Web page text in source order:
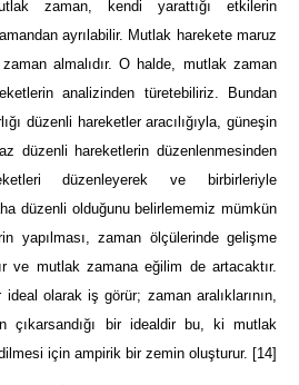
zaman, kendi yarattığı etkilerin
ayrılabilir. Mutlak harekete maruz
almalıdır. O halde, mutlak zaman
analizinden türetebiliriz. Bundan
düzenli hareketler aracılığıyla, güneşin
düzenli hareketlerin düzenlenmesinden
düzenleyerek ve birbirleriyle
düzenli olduğunu belirlememiz mümkün
yapılması, zaman ölçülerinde gelişme
ve mutlak zamana eğilim de artacaktır.
olarak iş görür; zaman aralıklarının,
çıkarsandığı bir idealdir bu, ki mutlak
için ampirik bir zemin oluşturur. [14]